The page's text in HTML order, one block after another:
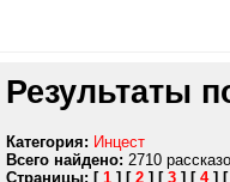
Результаты
Категория: Инцест
Всего найдено: 2710
Страницы: [ 1 ] [ 2 ] [ 3 ] [ 4] [